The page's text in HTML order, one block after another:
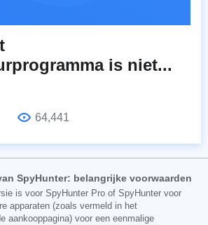
is niet...
64,441
SpyHunter: belangrijke voorwaarden
is voor SpyHunter Pro of SpyHunter voor
apparaten (zoals vermeld in het
aankooppagina) voor een eenmalige